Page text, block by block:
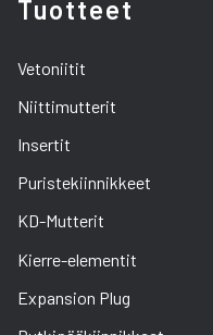
Tuotteet
Vetoniitit
Niittimutterit
Insertit
Puristekiinnikkeet
KD-Mutterit
Kierre-elementit
Expansion Plug